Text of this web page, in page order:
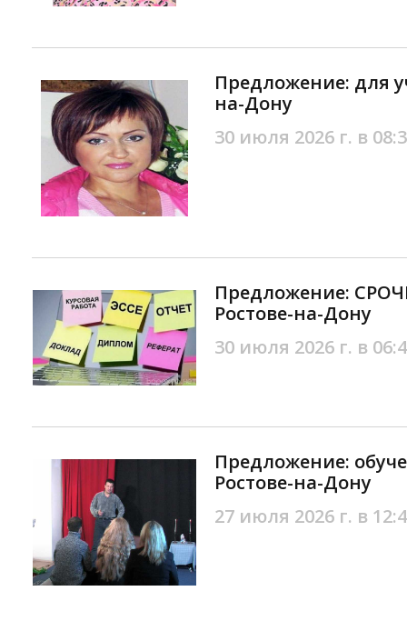
Предложение: для
на-Дону
30 июля 2026 г. в
Предложение:
Ростове-на-Дону
30 июля 2026 г. в
Предложение:
Ростове-на-Дону
27 июля 2026 г. в